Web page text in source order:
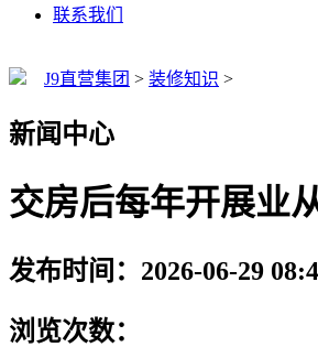
联系我们
J9直营集团 > 装修知识 >
新闻中心
交房后每年开展业
发布时间：2026-06-29
浏览次数：